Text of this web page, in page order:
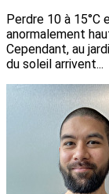
Perdre 10 à
anormalement
Cependant, au
du soleil arrivent...